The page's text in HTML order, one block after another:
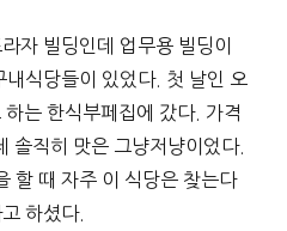
자 빌딩인데 업무용 빌딩이
식당들이 있었다. 첫 날인 오
는 한식부페집에 갔다. 가격
직히 맛은 그냥저냥이었다.
할 때 자주 이 식당은 찾는다
하셨다.